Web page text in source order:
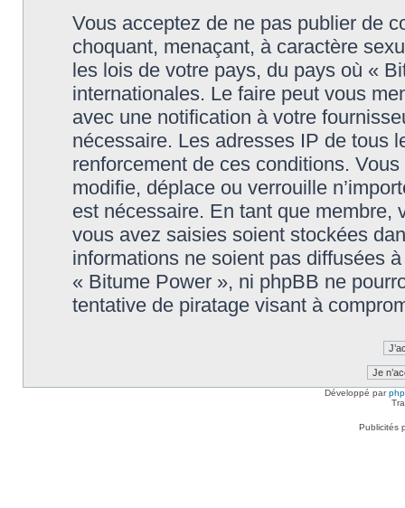
Vous acceptez de ne pas publier de
choquant, menaçant, à caractère
les lois de votre pays, du pays où «
internationales. Le faire peut vous
avec une notification à votre
nécessaire. Les adresses IP de tous
renforcement de ces conditions.
modifie, déplace ou verrouille
est nécessaire. En tant que membre,
vous avez saisies soient stockées
informations ne soient pas diffusées
« Bitume Power », ni phpBB ne
tentative de piratage visant à
Développé par
Publicités